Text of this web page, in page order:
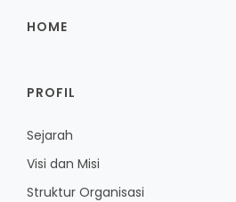
HOME
PROFIL
Sejarah
Visi dan Misi
Struktur Organisasi